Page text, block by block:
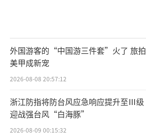
外国游客的“中国游三件套”火了 旅拍
美甲成新宠
2026-08-08 20:57:12
浙江防指将防台风应急响应提升至Ⅲ级
迎战强台风“白海豚”
2026-08-09 00:15:32